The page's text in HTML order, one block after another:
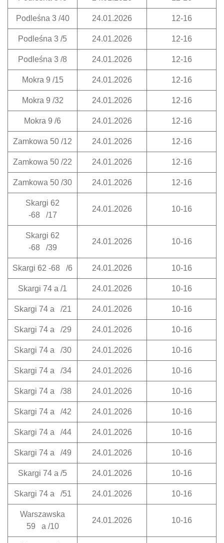
Podleśna 3 /40 24.01.2026 12-16
Podleśna 3 /5 24.01.2026 12-16
Podleśna 3 /8 24.01.2026 12-16
Mokra 9 /15 24.01.2026 12-16
Mokra 9 /32 24.01.2026 12-16
Mokra 9 /6 24.01.2026 12-16
Zamkowa 50 /12 24.01.2026 12-16
Zamkowa 50 /22 24.01.2026 12-16
Zamkowa 50 /30 24.01.2026 12-16
Skargi 62
-68 /17
24.01.2026 10-16
Skargi 62
-68 /39
24.01.2026 10-16
Skargi 62 -68 /6 24.01.2026 10-16
Skargi 74 a /1 24.01.2026 10-16
Skargi 74 a /21 24.01.2026 10-16
Skargi 74 a /29 24.01.2026 10-16
Skargi 74 a /30 24.01.2026 10-16
Skargi 74 a /34 24.01.2026 10-16
Skargi 74 a /38 24.01.2026 10-16
Skargi 74 a /42 24.01.2026 10-16
Skargi 74 a /44 24.01.2026 10-16
Skargi 74 a /49 24.01.2026 10-16
Skargi 74 a /5 24.01.2026 10-16
Skargi 74 a /51 24.01.2026 10-16
Warszawska
59 a /10
24.01.2026 10-16